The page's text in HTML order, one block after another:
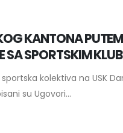
KANTONA
SA SPORTSKIM
sportska kolektiva na USK
su Ugovori...